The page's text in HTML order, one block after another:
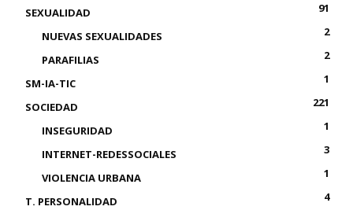
SEXUALIDAD
91
NUEVAS SEXUALIDADES
2
PARAFILIAS
2
SM-IA-TIC
1
SOCIEDAD
221
INSEGURIDAD
1
INTERNET-REDESSOCIALES
3
VIOLENCIA URBANA
1
T. PERSONALIDAD
4